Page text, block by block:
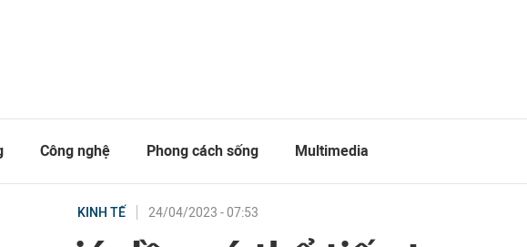
Công nghệ Phong cách sống Multimedia
KINH TẾ 24/04/2023 - 07:53